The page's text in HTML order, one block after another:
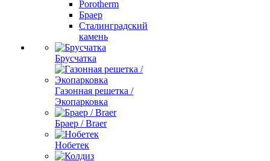
Porotherm
Браер
Сталинградский
камень
Брусчатка
Газонная решетка /
Экопарковка
Браер / Braer
Нобетек